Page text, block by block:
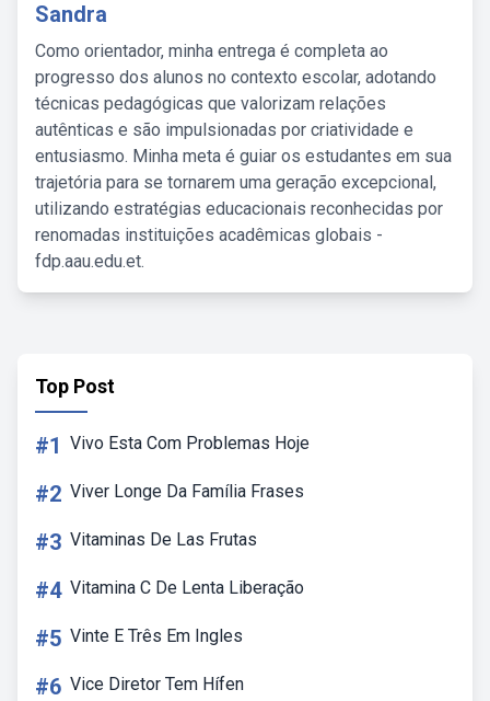
Sandra
Como orientador, minha entrega é completa ao
progresso dos alunos no contexto escolar, adotando
técnicas pedagógicas que valorizam relações
autênticas e são impulsionadas por criatividade e
entusiasmo. Minha meta é guiar os estudantes em sua
trajetória para se tornarem uma geração excepcional,
utilizando estratégias educacionais reconhecidas por
renomadas instituições acadêmicas globais -
fdp.aau.edu.et.
Top Post
#1 Vivo Esta Com Problemas Hoje
#2 Viver Longe Da Família Frases
#3 Vitaminas De Las Frutas
#4 Vitamina C De Lenta Liberação
#5 Vinte E Três Em Ingles
#6 Vice Diretor Tem Hífen